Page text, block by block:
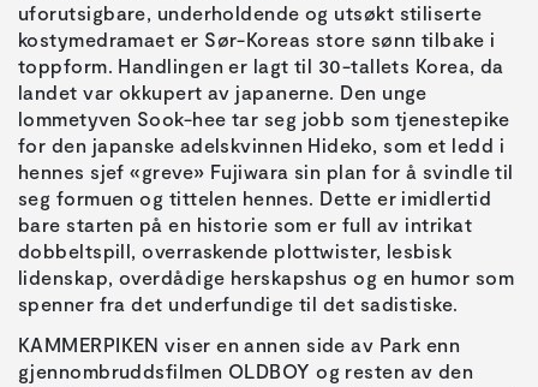
uforutsigbare, underholdende og utsøkt stiliserte
kostymedramaet er Sør-Koreas store sønn tilbake i
toppform. Handlingen er lagt til 30-tallets Korea, da
landet var okkupert av japanerne. Den unge
lommetyven Sook-hee tar seg jobb som tjenestepike
for den japanske adelskvinnen Hideko, som et ledd i
hennes sjef «greve» Fujiwara sin plan for å svindle til
seg formuen og tittelen hennes. Dette er imidlertid
bare starten på en historie som er full av intrikat
dobbeltspill, overraskende plottwister, lesbisk
lidenskap, overdådige herskapshus og en humor som
spenner fra det underfundige til det sadistiske.
KAMMERPIKEN viser en annen side av Park enn
gjennombruddsfilmen OLDBOY og resten av den